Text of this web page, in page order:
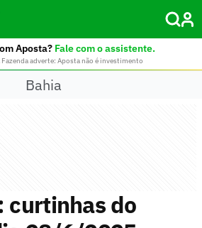
Aposta? Fale com o assistente.
adverte: Aposta não é investimento
Bahia
curtinhas do